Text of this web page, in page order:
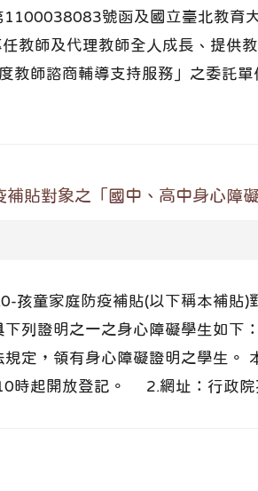
號函及國立臺北教育
師及代理教師全人成長、提供
師諮商輔導支持服務」之委託
貼對象之「國中、高中身心障
孩童家庭防疫補貼(以下稱本補貼
列證明之一之身心障礙學生如下
定，領有身心障礙證明之學生。
時起開放登記。 2.網址：行政院